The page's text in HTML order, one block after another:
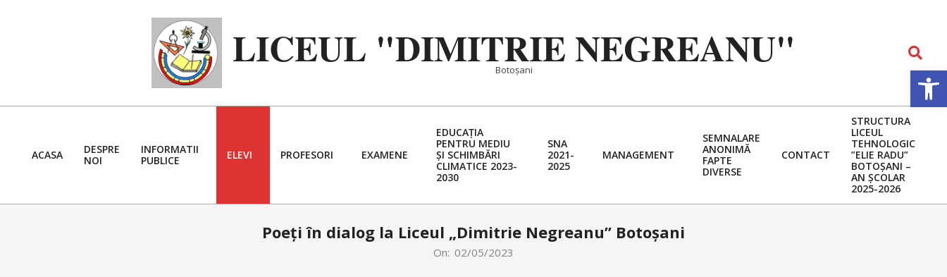
LICEUL "DIMITRIE NEGREANU"
Botoșani
Search
Primary
ACASA
DESPRE
NOI
INFORMATII
PUBLICE
ELEVI PROFESORI EXAMENE
EDUCAȚIA
PENTRU MEDIU
ȘI SCHIMBĂRI
CLIMATICE 2023-
2030
SNA
2021-
2025
MANAGEMENT
SEMNALARE
ANONIMĂ
FAPTE
DIVERSE
CONTACT
STRUCTURA
LICEUL
TEHNOLOGIC
”ELIE RADU”
BOTOȘANI –
AN ȘCOLAR
2025-2026
Poeți în dialog la Liceul „Dimitrie Negreanu” Botoșani
On: 02/05/2023